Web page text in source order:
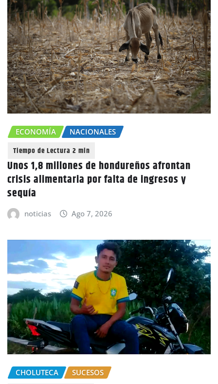
ECONOMÍA NACIONALES
Unos 1,8 millones de hondureños afrontan
crisis alimentaria por falta de ingresos y
sequía
noticias Ago 7, 2026
CHOLUTECA SUCESOS